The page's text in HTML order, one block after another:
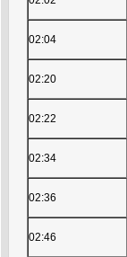
02:04
02:20
02:22
02:34
02:36
02:46